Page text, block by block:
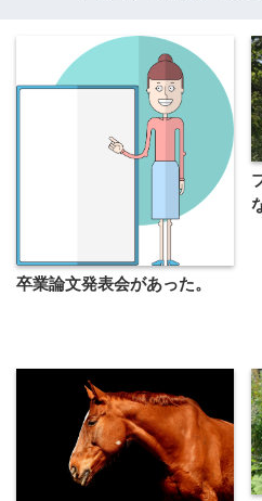
卒業論文発表会があった。